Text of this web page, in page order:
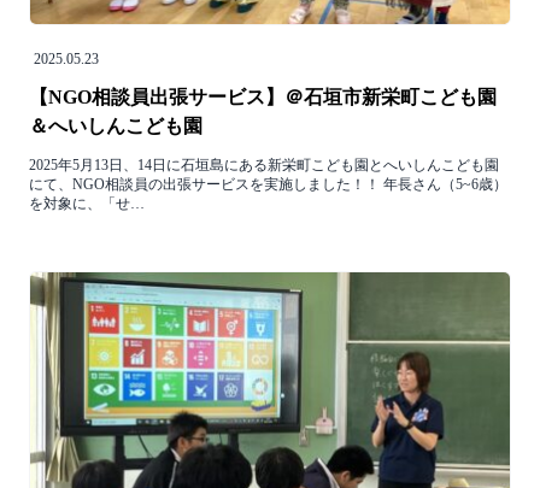
2025.05.23
【NGO相談員出張サービス】＠石垣市新栄町こども園
＆へいしんこども園
2025年5月13日、14日に石垣島にある新栄町こども園とへいしんこども園
にて、NGO相談員の出張サービスを実施しました！！ 年長さん（5~6歳）
を対象に、「せ…